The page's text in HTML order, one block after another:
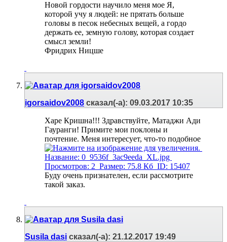
Новой гордости научило меня мое Я,
которой учу я людей: не прятать больше
головы в песок небесных вещей, а гордо
держать ее, земную голову, которая создает
смысл земли!
Фридрих Ницше
igorsaidov2008 сказал(-а): 09.03.2017 10:35
Харе Кришна!!! Здравствуйте, Матаджи Ади
Гауранги! Примите мои поклоны и
почтение. Меня интересует, что-то подобное
Буду очень признателен, если рассмотрите
такой заказ.
Susila dasi сказал(-а): 21.12.2017 19:49